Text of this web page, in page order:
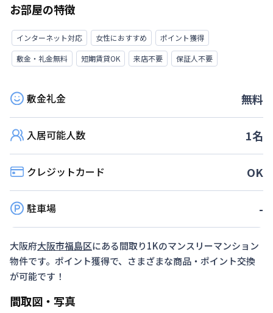
お部屋の特徴
インターネット対応 女性におすすめ
ポイント獲得
敷金・礼金無料
短期賃貸OK 来店不要 保証人不要
敷金礼金 無料
入居可能人数 1名
クレジットカード OK
駐車場 -
大阪府大阪市福島区にある間取り1Kのマンスリーマンション
物件です。ポイント獲得で、さまざまな商品・ポイント交換
が可能です！
間取図・写真